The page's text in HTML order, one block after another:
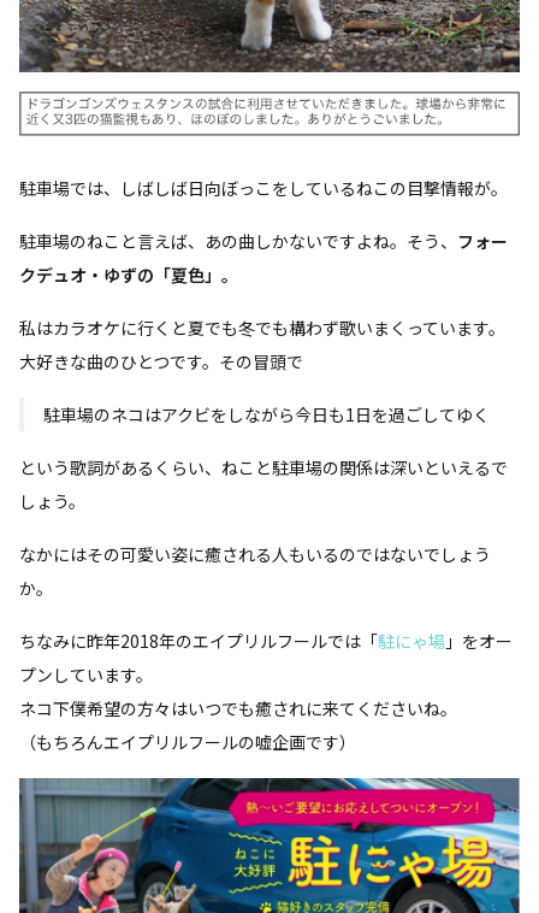
駐車場では、しばしば日向ぼっこをしているねこの目撃情報が。
駐車場のねこと言えば、あの曲しかないですよね。そう、 フォー
クデュオ・ゆずの「夏色」。
私はカラオケに行くと夏でも冬でも構わず歌いまくっています。
大好きな曲のひとつです。その冒頭で
駐車場のネコはアクビをしながら今日も1日を過ごしてゆく
という歌詞があるくらい、ねこと駐車場の関係は深いといえるで
しょう。
なかにはその可愛い姿に癒される人もいるのではないでしょう
か。
ちなみに昨年2018年のエイプリルフールでは「駐にゃ場 」をオー
プンしています。
ネコ下僕希望の方々はいつでも癒されに来てくださいね。
（もちろんエイプリルフールの嘘企画です）